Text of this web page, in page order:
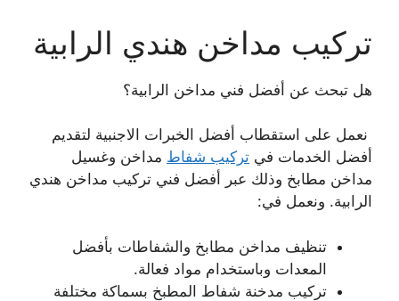
تركيب مداخن هندي الرابية
هل تبحث عن أفضل فني مداخن الرابية؟
نعمل على استقطاب أفضل الخبرات الاجنبية لتقديم
أفضل الخدمات في تركيب شفاط مداخن وغسيل
مداخن مطابخ وذلك عبر أفضل فني تركيب مداخن هندي
الرابية. ونعمل في:
تنظيف مداخن مطابخ والشفاطات بأفضل
المعدات وباستخدام مواد فعالة.
تركيب مدخنة شفاط المطبخ بسماكة مختلفة